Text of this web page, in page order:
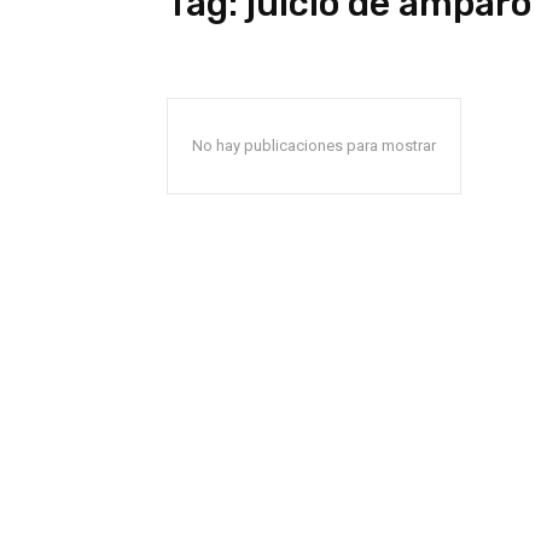
No hay publicaciones para mostrar